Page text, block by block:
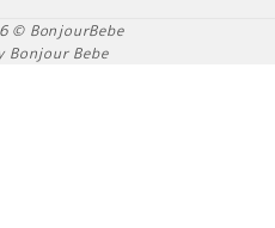
© BonjourBebe
Bonjour Bebe